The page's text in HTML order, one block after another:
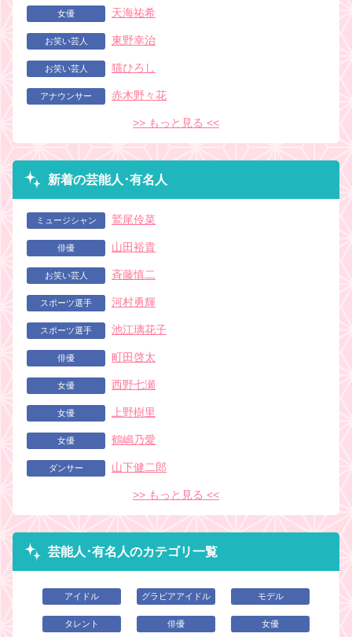
女優 天海祐希
お笑い芸人 東野幸治
お笑い芸人 猫ひろし
アナウンサー 赤木野々花
>> もっと見る <<
新着の芸能人･有名人
ミュージシャン 鷲尾伶菜
俳優 山田裕貴
お笑い芸人 斉藤慎二
スポーツ選手 河村勇輝
スポーツ選手 池江璃花子
俳優 町田啓太
女優 西野七瀬
女優 上野樹里
女優 鶴嶋乃愛
ダンサー 山下健二郎
>> もっと見る <<
芸能人･有名人のカテゴリ一覧
アイドル グラビアアイドル モデル
タレント 俳優 女優